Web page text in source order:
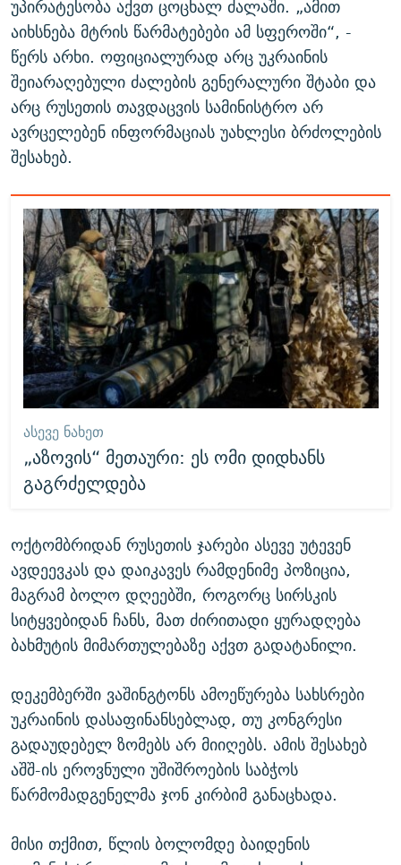
უპირატესობა აქვთ ცოცხალ ძალაში. „ამით
აიხსნება მტრის წარმატებები ამ სფეროში“, -
წერს არხი. ოფიციალურად არც უკრაინის
შეიარაღებული ძალების გენერალური შტაბი და
არც რუსეთის თავდაცვის სამინისტრო არ
ავრცელებენ ინფორმაციას უახლესი ბრძოლების
შესახებ.
ᲐᲡᲔᲕᲔ ᲜᲐᲮᲔᲗ
„აზოვის“ მეთაური: ეს ომი დიდხანს
გაგრძელდება
ოქტომბრიდან რუსეთის ჯარები ასევე უტევენ
ავდეევკას და დაიკავეს რამდენიმე პოზიცია,
მაგრამ ბოლო დღეებში, როგორც სირსკის
სიტყვებიდან ჩანს, მათ ძირითადი ყურადღება
ბახმუტის მიმართულებაზე აქვთ გადატანილი.
დეკემბერში ვაშინგტონს ამოეწურება სახსრები
უკრაინის დასაფინანსებლად, თუ კონგრესი
გადაუდებელ ზომებს არ მიიღებს. ამის შესახებ
აშშ-ის ეროვნული უშიშროების საბჭოს
წარმომადგენელმა ჯონ კირბიმ განაცხადა.
მისი თქმით, წლის ბოლომდე ბაიდენის